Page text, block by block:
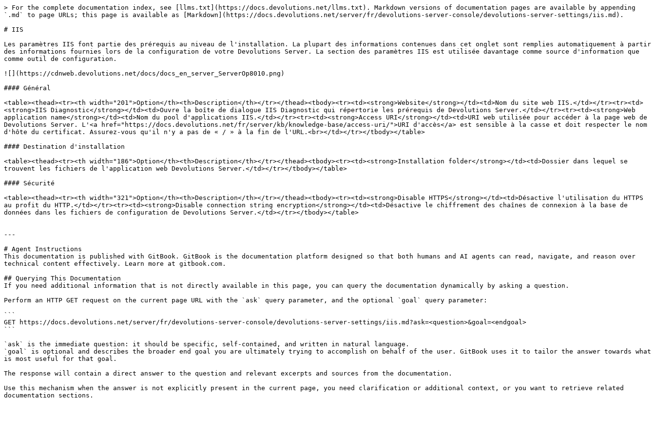
> For the complete documentation index, see [llms.txt](https://docs.devolutions.net/llms.txt). Markdown versions of documentation pages are available by appending
`.md` to page URLs; this page is available as [Markdown](https://docs.devolutions.net/server/fr/devolutions-server-console/devolutions-server-settings/iis.md).
# IIS
Les paramètres IIS font partie des prérequis au niveau de l'installation. La plupart des informations contenues dans cet onglet sont remplies automatiquement à partir
des informations fournies lors de la configuration de votre Devolutions Server. La section des paramètres IIS est utilisée davantage comme source d'information que
comme outil de configuration.
![](https://cdnweb.devolutions.net/docs/docs_en_server_ServerOp8010.png)
#### Général
<table><thead><tr><th width="201">Option</th><th>Description</th></tr></thead><tbody><tr><td><strong>Website</strong></td><td>Nom du site web IIS.</td></tr><tr><td>
<strong>IIS Diagnostic</strong></td><td>Ouvre la boîte de dialogue IIS Diagnostic qui répertorie les prérequis de Devolutions Server.</td></tr><tr><td><strong>Web
application name</strong></td><td>Nom du pool d'applications IIS.</td></tr><tr><td><strong>Access URI</strong></td><td>URI web utilisée pour accéder à la page web de
Devolutions Server. L'<a href="https://docs.devolutions.net/fr/server/kb/knowledge-base/access-uri/">URI d'accès</a> est sensible à la casse et doit respecter le nom
d'hôte du certificat. Assurez-vous qu'il n'y a pas de « / » à la fin de l'URL.<br></td></tr></tbody></table>
#### Destination d'installation
<table><thead><tr><th width="186">Option</th><th>Description</th></tr></thead><tbody><tr><td><strong>Installation folder</strong></td><td>Dossier dans lequel se
trouvent les fichiers de l'application web Devolutions Server.</td></tr></tbody></table>
#### Sécurité
<table><thead><tr><th width="321">Option</th><th>Description</th></tr></thead><tbody><tr><td><strong>Disable HTTPS</strong></td><td>Désactive l'utilisation du HTTPS
au profit du HTTP.</td></tr><tr><td><strong>Disable connection string encryption</strong></td><td>Désactive le chiffrement des chaînes de connexion à la base de
données dans les fichiers de configuration de Devolutions Server.</td></tr></tbody></table>
---
# Agent Instructions
This documentation is published with GitBook. GitBook is the documentation platform designed so that both humans and AI agents can read, navigate, and reason over
technical content effectively. Learn more at gitbook.com.
## Querying This Documentation
If you need additional information that is not directly available in this page, you can query the documentation dynamically by asking a question.
Perform an HTTP GET request on the current page URL with the `ask` query parameter, and the optional `goal` query parameter:
```
GET https://docs.devolutions.net/server/fr/devolutions-server-console/devolutions-server-settings/iis.md?ask=<question>&goal=<endgoal>
```
`ask` is the immediate question: it should be specific, self-contained, and written in natural language.
`goal` is optional and describes the broader end goal you are ultimately trying to accomplish on behalf of the user. GitBook uses it to tailor the answer towards what
is most useful for that goal.
The response will contain a direct answer to the question and relevant excerpts and sources from the documentation.
Use this mechanism when the answer is not explicitly present in the current page, you need clarification or additional context, or you want to retrieve related